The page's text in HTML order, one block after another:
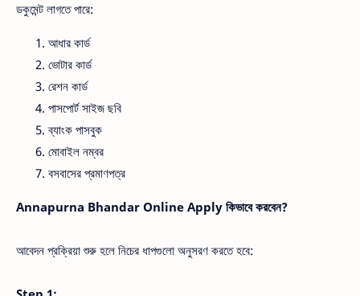
ডকুমেন্ট লাগতে পারে:
আধার কার্ড
ভোটার কার্ড
রেশন কার্ড
পাসপোর্ট সাইজ ছবি
ব্যাংক পাসবুক
মোবাইল নম্বর
বসবাসের প্রমাণপত্র
Annapurna Bhandar Online Apply কিভাবে করবেন?
আবেদন প্রক্রিয়া শুরু হলে নিচের ধাপগুলো অনুসরণ করতে হবে: